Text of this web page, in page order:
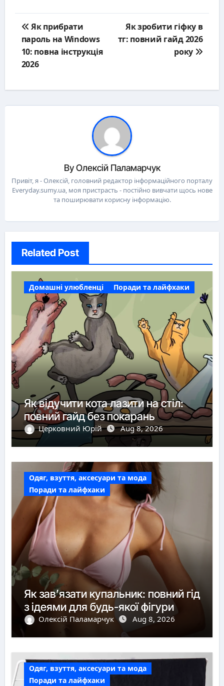
navigation
Як прибрати
пароль на Windows
10: повна інструкція
2026
Як зробити гіфку в
тг: повний гайд 2026
року
ByОлексій Паламарчук
Привіт, я - Олексій, головний редактор інформаційного порталу
Everyday.sumy.ua, моя пристрасть - постійно вивчати щось нове
та поширювати корисну інформацію.
Related Post
Домашні улюбленці Поради та лайфхаки
Як відучити кота лазити на стіл:
повний гайд без покарань
Церковний Юрій Aug 8, 2026
Одяг, взуття, аксесуари та мода
Поради та лайфхаки
Як зав’язати купальник: повний гід
з ідеями для будь-якої фігури
Олексій Паламарчук Aug 8, 2026
Одяг, взуття, аксесуари та мода
Поради та лайфхаки